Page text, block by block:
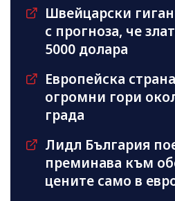
Швейцарски
с прогноза, че
5000 долара
Европейска
огромни гори
града
Лидл България
преминава към
цените само в